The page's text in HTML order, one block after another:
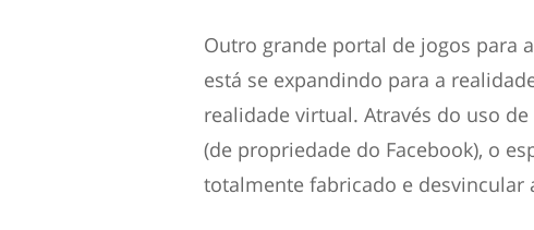
Outro grande portal de jogos para
está se expandindo para a
realidade virtual. Através do uso
(de propriedade do Facebook), o
totalmente fabricado e desvincular